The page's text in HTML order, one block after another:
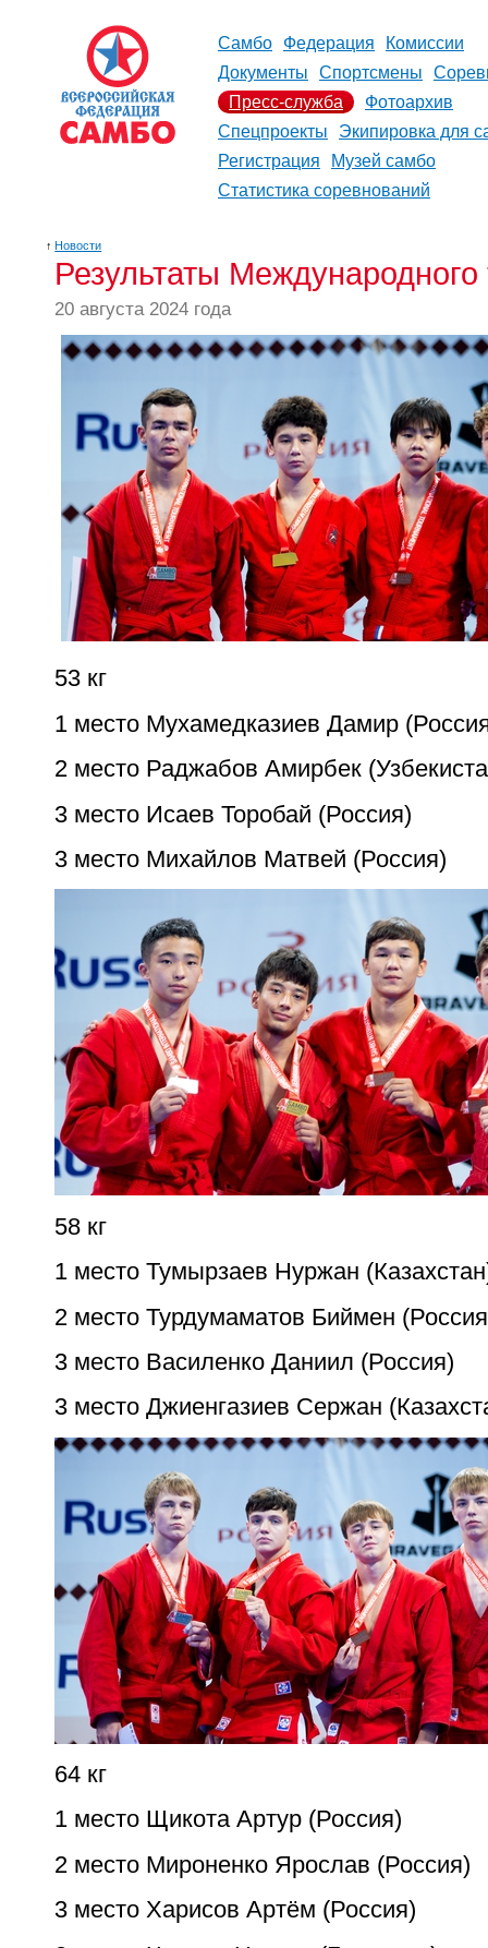
Самбо Федерация
Комиссии
Документы
Спортсмены
Пресс-служба
Фотоархив
Спецпроекты
Экипировка для
Регистрация
Музей самбо
Статистика соревнований
↑ Новости
Результаты
20 августа 2024 года
53 кг
1 место Мухамедказиев Дамир
2 место Раджабов Амирбек
3 место Исаев Торобай (Россия)
3 место Михайлов Матвей (Россия)
58 кг
1 место Тумырзаев Нуржан
2 место Турдумаматов Биймен
3 место Василенко Даниил (Россия)
3 место Джиенгазиев Сержан
64 кг
1 место Щикота Артур (Россия)
2 место Мироненко Ярослав (Россия)
3 место Харисов Артём (Россия)